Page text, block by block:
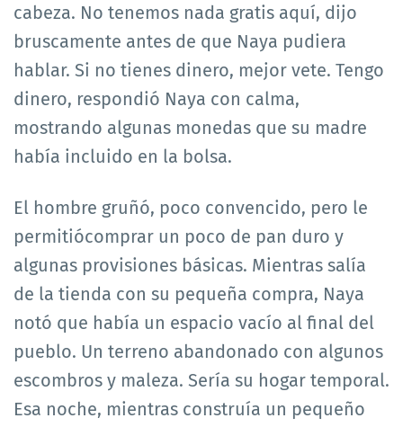
cabeza. No tenemos nada gratis aquí, dijo
bruscamente antes de que Naya pudiera
hablar. Si no tienes dinero, mejor vete. Tengo
dinero, respondió Naya con calma,
mostrando algunas monedas que su madre
había incluido en la bolsa.
El hombre gruñó, poco convencido, pero le
permitiócomprar un poco de pan duro y
algunas provisiones básicas. Mientras salía
de la tienda con su pequeña compra, Naya
notó que había un espacio vacío al final del
pueblo. Un terreno abandonado con algunos
escombros y maleza. Sería su hogar temporal.
Esa noche, mientras construía un pequeño